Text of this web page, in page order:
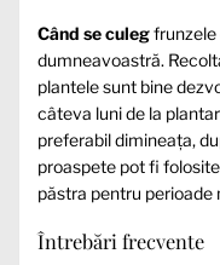
Când se culegfrunzele
dumneavoastră.
plantele sunt bine
câteva luni de la
preferabil dimineața,
proaspete pot fi
păstra pentru perioade
Întrebări frecvente